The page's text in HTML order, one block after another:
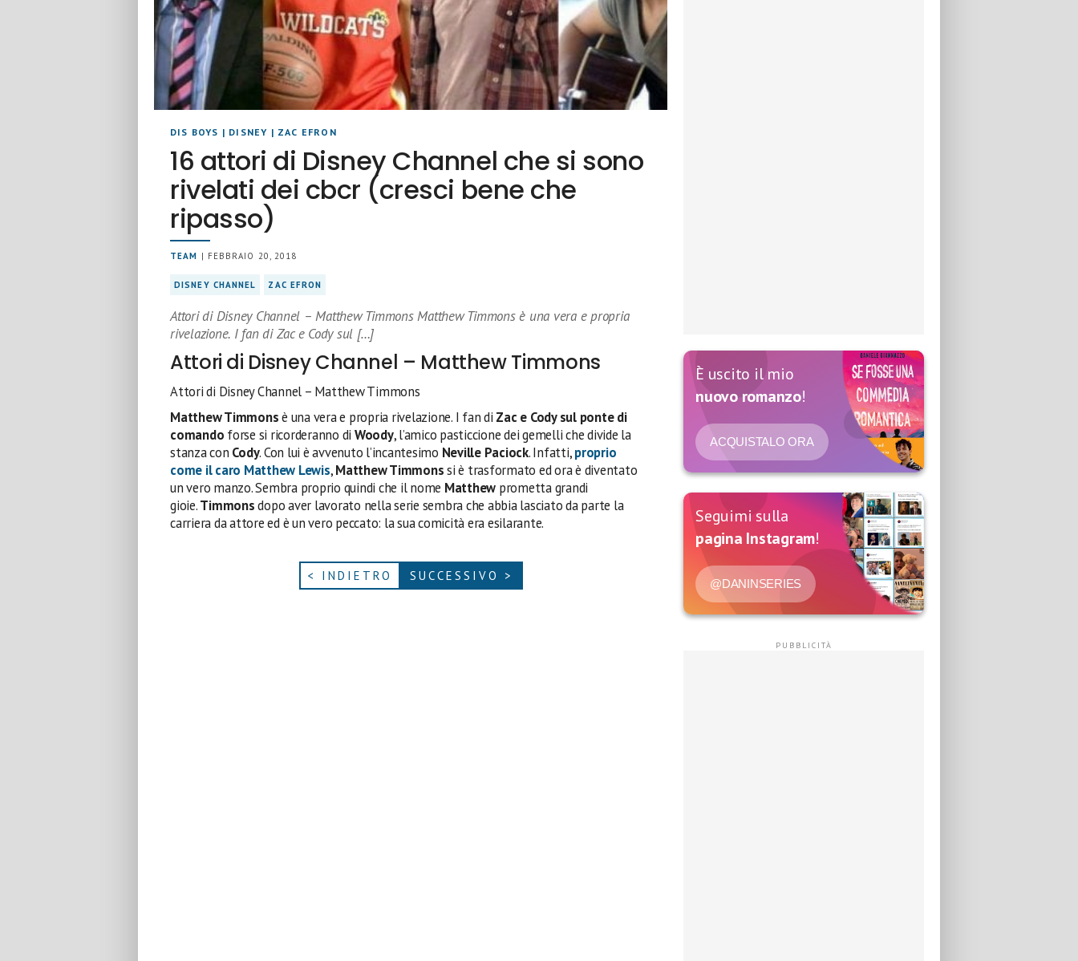
DIS BOYS | DISNEY | ZAC EFRON
16 attori di Disney Channel che si sono
rivelati dei cbcr (cresci bene che
ripasso)
TEAM | FEBBRAIO 20, 2018
DISNEY CHANNEL ZAC EFRON
Attori di Disney Channel – Matthew Timmons Matthew Timmons è una vera e propria
rivelazione. I fan di Zac e Cody sul […]
Attori di Disney Channel – Matthew Timmons
Attori di Disney Channel – Matthew Timmons
Matthew Timmonsè una vera e propria rivelazione. I fan di Zac e Cody sul ponte di
comando forse si ricorderanno di Woody, l’amico pasticcione dei gemelli che divide la
stanza con Cody. Con lui è avvenuto l’incantesimo Neville Paciock. Infatti,proprio
come il caro Matthew Lewis,Matthew Timmonssi è trasformato ed ora è diventato
un vero manzo. Sembra proprio quindi che il nome Matthew prometta grandi
gioie.Timmonsdopo aver lavorato nella serie sembra che abbia lasciato da parte la
carriera da attore ed è un vero peccato: la sua comicità era esilarante.
< INDIETRO SUCCESSIVO >
È uscito il mio
nuovo romanzo!
ACQUISTALO ORA
Seguimi sulla
pagina Instagram!
@DANINSERIES